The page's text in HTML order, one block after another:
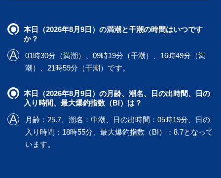
本日（2026年8月9日）の満潮と干潮の時間はいつです
か？
01時30分（満潮）、09時19分（干潮）、16時49分（満
潮）、21時59分（干潮）です。
本日（2026年8月9日）の月齢、潮名、日の出時間、日の
入り時間、最大爆釣指数（BI）は？
月齢：25.7、潮名：中潮、日の出時間：05時19分、日の
入り時間：18時55分、最大爆釣指数（BI）：8.7となって
います。